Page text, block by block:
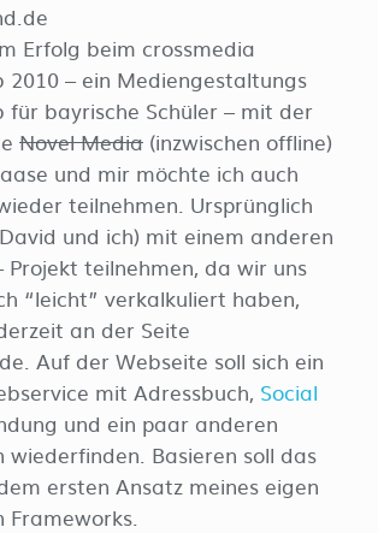
Erfolg beim crossmedia
– ein Mediengestaltungs
bayrische Schüler – mit der
Novel Media (inzwischen offline)
und mir möchte ich auch
teilnehmen. Ursprünglich
und ich) mit einem anderen
Projekt teilnehmen, da wir uns
“leicht” verkalkuliert haben,
an der Seite
Auf der Webseite soll sich ein
mit Adressbuch, Social
und ein paar anderen
wiederfinden. Basieren soll das
ersten Ansatz meines eigen
Frameworks.